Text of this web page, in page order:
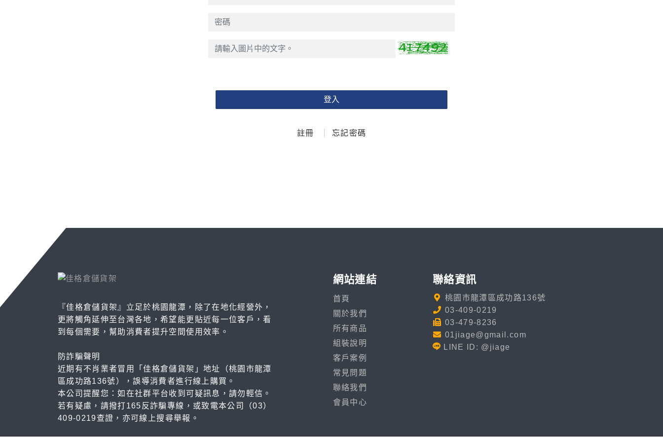
登入
註冊 忘記密碼
『佳格倉儲貨架』立足於桃園龍潭，除了在地化經營外，
更將觸角延伸至台灣各地，希望能更貼近每一位客戶，看
到每個需要，幫助消費者提升空間使用效率。
防詐騙聲明
近期有不肖業者冒用「佳格倉儲貨架」地址（桃園市龍潭
區成功路136號），誤導消費者進行線上購買。
本公司提醒您：如在社群平台收到可疑訊息，請勿輕信。
若有疑慮，請撥打165反詐騙專線，或致電本公司（03）
409-0219查證，亦可線上搜尋舉報。
網站連結
首頁
關於我們
所有商品
組裝說明
客戶案例
常見問題
聯絡我們
會員中心
聯絡資訊
桃園市龍潭區成功路136號
03-409-0219
03-479-8236
01jiage@gmail.com
LINE ID: @jiage